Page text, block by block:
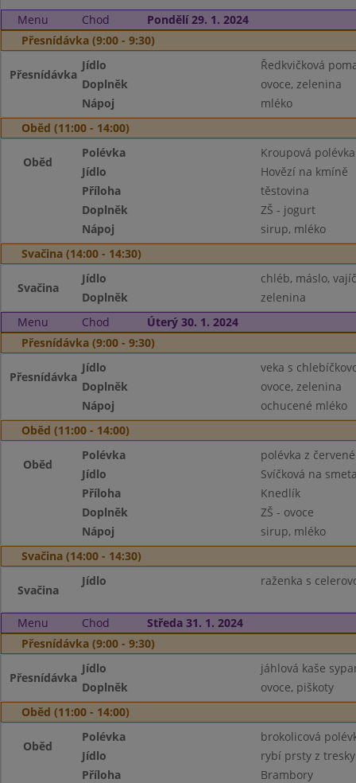
Menu Chod
Pondělí 29. 1. 2024
Přesnídávka (9:00 - 9:30)
Přesnídávka
Jídlo
Ředkvičková
Doplněk
ovoce, zelenina
Nápoj
mléko
Oběd (11:00 - 14:00)
Oběd
Polévka
Kroupová polévka
Jídlo
Hovězí na kmíně
Příloha
těstovina
Doplněk
ZŠ - jogurt
Nápoj
sirup, mléko
Svačina (14:00 - 14:30)
Svačina
Jídlo
chléb, máslo,
Doplněk
zelenina
Menu
Chod
Úterý 30. 1. 2024
Přesnídávka (9:00 - 9:30)
Přesnídávka
Jídlo
veka s
Doplněk
ovoce, zelenina
Nápoj
ochucené mléko
Oběd (11:00 - 14:00)
Oběd
Polévka
polévka z
Jídlo
Svíčková na
Příloha
Knedlík
Doplněk
ZŠ - ovoce
Nápoj
sirup, mléko
Svačina (14:00 - 14:30)
Svačina
Jídlo raženka s
Menu Chod
Středa 31. 1. 2024
Přesnídávka (9:00 - 9:30)
Přesnídávka
Jídlo
jáhlová kaše
Doplněk
ovoce, piškoty
Oběd (11:00 - 14:00)
Oběd
Polévka
brokolicová
Jídlo
rybí prsty z tresky
Příloha
Brambory